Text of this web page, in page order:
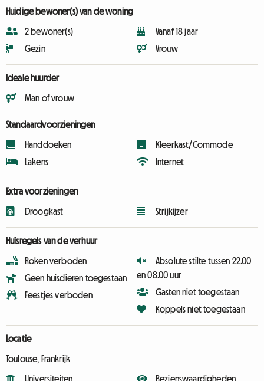
Huidige bewoner(s) van de woning
2 bewoner(s)
Gezin
Vanaf 18 jaar
Vrouw
Ideale huurder
Man of vrouw
Standaardvoorzieningen
Handdoeken
Lakens
Kleerkast/Commode
Internet
Extra voorzieningen
Droogkast Strijkijzer
Huisregels van de verhuur
Roken verboden
Geen huisdieren toegestaan
Feestjes verboden
Absolute stilte tussen 22.00
en 08.00 uur
Gasten niet toegestaan
Koppels niet toegestaan
Locatie
Toulouse, Frankrijk
Universiteiten Bezienswaardigheden